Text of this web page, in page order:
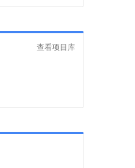
查看项目库